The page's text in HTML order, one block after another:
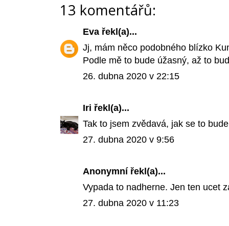
13 komentářů:
Eva řekl(a)...
Jj, mám něco podobného blízko
Podle mě to bude úžasný, až to
26. dubna 2020 v 22:15
Iri řekl(a)...
Tak to jsem zvědavá, jak se to
27. dubna 2020 v 9:56
Anonymní řekl(a)...
Vypada to nadherne. Jen ten ucet
27. dubna 2020 v 11:23